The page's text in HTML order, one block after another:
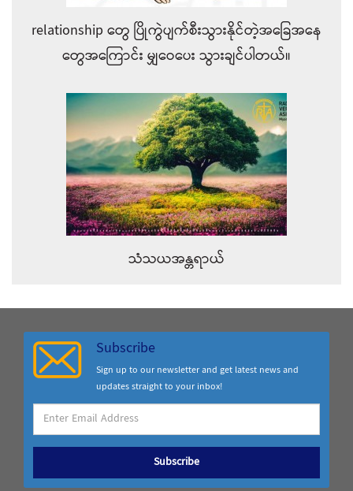
relationship တွေ ပြိုကွဲပျက်စီးသွားနိုင်တဲ့အခြေအနေ
တွေအကြောင်း မျှဝေပေး သွားချင်ပါတယ်။
သံသယအန္တရာယ်
Subscribe
Sign up to our newsletter and get latest news and
updates straight to your inbox!
Subscribe